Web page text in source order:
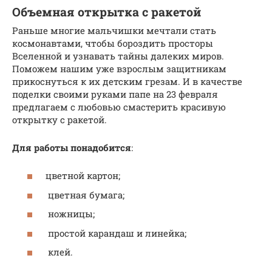
Объемная открытка с ракетой
Раньше многие мальчишки мечтали стать
космонавтами, чтобы бороздить просторы
Вселенной и узнавать тайны далеких миров.
Поможем нашим уже взрослым защитникам
прикоснуться к их детским грезам. И в качестве
поделки своими руками папе на 23 февраля
предлагаем с любовью смастерить красивую
открытку с ракетой.
Для работы понадобится:
цветной картон;
цветная бумага;
ножницы;
простой карандаш и линейка;
клей.